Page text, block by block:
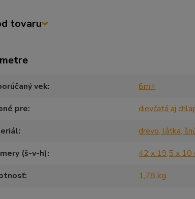
tovaru
vek
6m+
pre
dievčatá aj
drevo, látka,
(š-v-h)
42 x 19,5 x 10
1,78 kg